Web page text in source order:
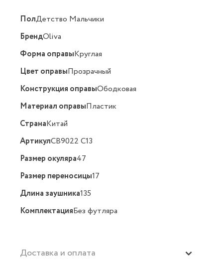
ПолДетство Мальчики
БрендOliva
Форма оправыКруглая
Цвет оправыПрозрачный
Конструкция оправыОбодковая
Материал оправыПластик
СтранаКитай
АртикулCB9022 C13
Размер окуляра47
Размер переносицы17
Длина заушника135
КомплектацияБез футляра
Доставка и оплата